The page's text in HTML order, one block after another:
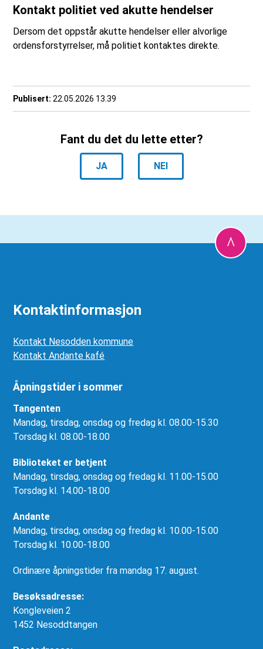
Kontakt politiet ved akutte hendelser
Dersom det oppstår akutte hendelser eller alvorlige
ordensforstyrrelser, må politiet kontaktes direkte.
Publisert 22.05.2026 13.39
Fant du det du lette etter?
JA NEI
Kontaktinformasjon
Kontakt Nesodden kommune
Kontakt Andante kafé
Åpningstider i sommer
Tangenten
Mandag, tirsdag, onsdag og fredag kl. 08.00-15.30
Torsdag kl. 08.00-18.00
Biblioteket er betjent
Mandag, tirsdag, onsdag og fredag kl. 11.00-15.00
Torsdag kl. 14.00-18.00
Andante
Mandag, tirsdag, onsdag og fredag kl. 10.00-15.00
Torsdag kl. 10.00-18.00
Ordinære åpningstider fra mandag 17. august.
Besøksadresse:
Kongleveien 2
1452 Nesoddtangen